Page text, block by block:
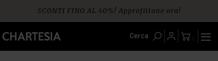
content
SCONTI FINO AL 40%! Approfittane ora!
Spedizione gratuita per ordini da € 60
Cerca 0